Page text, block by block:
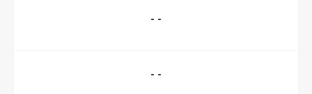
- -
- -